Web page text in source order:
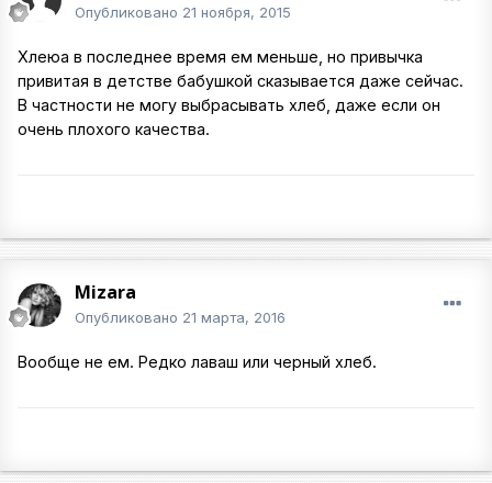
Опубликовано 21 ноября, 2015
Хлеюа в последнее время ем меньше, но привычка
привитая в детстве бабушкой сказывается даже сейчас.
В частности не могу выбрасывать хлеб, даже если он
очень плохого качества.
Mizara
Опубликовано 21 марта, 2016
Вообще не ем. Редко лаваш или черный хлеб.